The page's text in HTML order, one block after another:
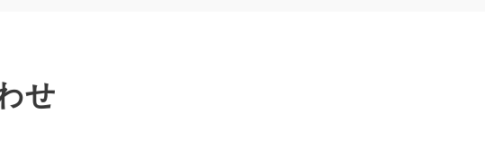
せ